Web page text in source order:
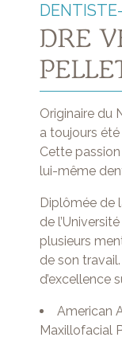
DRE
Originaire du
a toujours
Cette
lui-même
Diplômée de
de
plusieurs
de son
d’excellence
American
Maxillofacial